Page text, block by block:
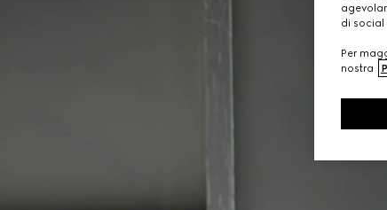
di social
Per
nostra